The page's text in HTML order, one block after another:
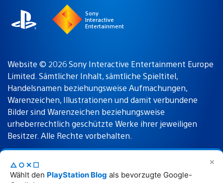
✕
△○✕☐
Wählt den PlayStation Blog als bevorzugte Google-
Sony
Interactive
Entertainment
Website © 2026 Sony Interactive Entertainment Europe
Limited. Sämtlicher Inhalt, sämtliche Spieltitel,
Handelsnamen beziehungsweise Aufmachungen,
Warenzeichen, Illustrationen und damit verbundene
Bilder sind Warenzeichen beziehungsweise
urheberrechtlich geschützte Werke ihrer jeweiligen
Besitzer. Alle Rechte vorbehalten.
Nutzungsbedingungen Datenschutzrichtlinie